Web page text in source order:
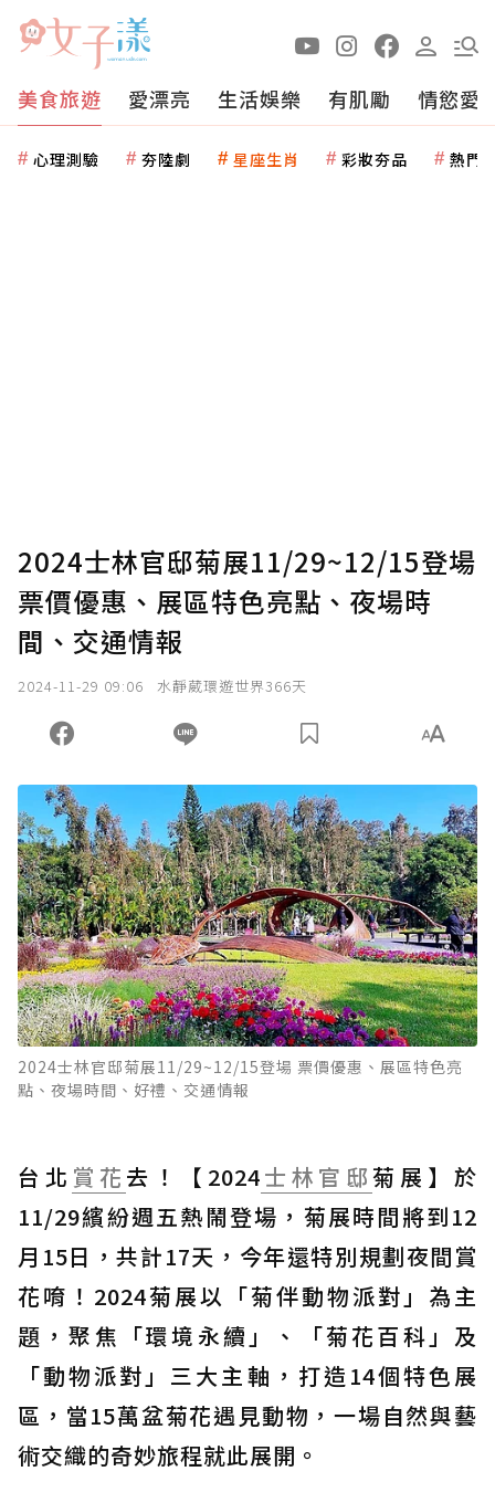
美食旅遊 愛漂亮 生活娛樂 有肌勵 情慾愛
心理測驗 夯陸劇 星座生肖 彩妝夯品 熱門
2024士林官邸菊展11/29~12/15登場
票價優惠、展區特色亮點、夜場時
間、交通情報
2024-11-29 09:06 水靜葳環遊世界366天
2024士林官邸菊展11/29~12/15登場 票價優惠、展區特色亮
點、夜場時間、好禮、交通情報
台北 賞花 去！【2024士林官邸菊展】於
11/29繽紛週五熱鬧登場，菊展時間將到12
月15日，共計17天，今年還特別規劃夜間賞
花唷！2024菊展以「菊伴動物派對」為主
題，聚焦「環境永續」、「菊花百科」及
「動物派對」三大主軸，打造14個特色展
區，當15萬盆菊花遇見動物，一場自然與藝
術交織的奇妙旅程就此展開。